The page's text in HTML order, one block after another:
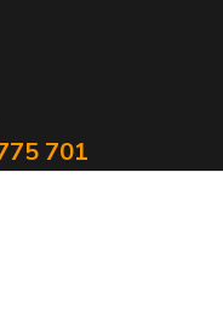
701